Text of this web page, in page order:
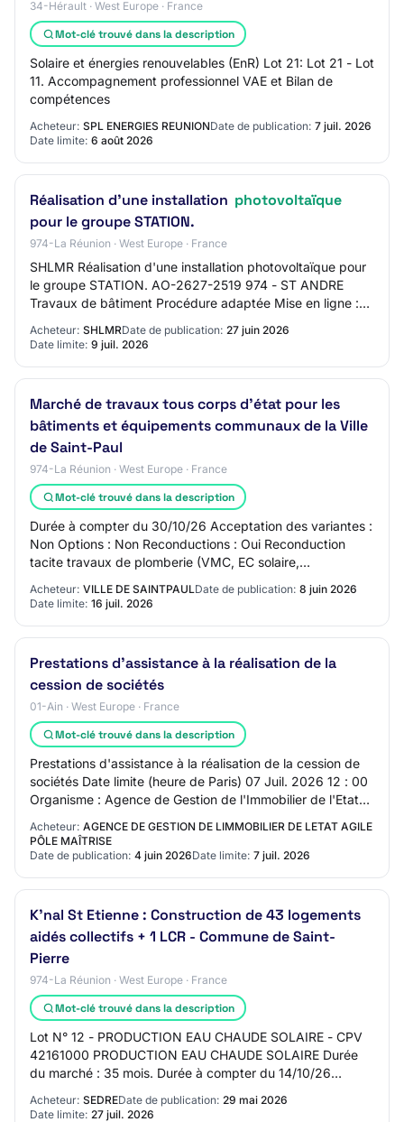
34-Hérault · West Europe · France
Mot-clé trouvé dans la description
Solaire et énergies renouvelables (EnR) Lot 21: Lot 21 - Lot
11. Accompagnement professionnel VAE et Bilan de
compétences
Acheteur: SPL ENERGIES REUNIONDate de publication: 7 juil. 2026
Date limite: 6 août 2026
Réalisation d'une installation photovoltaïque
pour le groupe STATION.
974-La Réunion · West Europe · France
SHLMR Réalisation d'une installation photovoltaïque pour
le groupe STATION. AO-2627-2519 974 - ST ANDRE
Travaux de bâtiment Procédure adaptée Mise en ligne :
Acheteur: SHLMRDate de publication: 27 juin 2026
Date limite: 9 juil. 2026
Marché de travaux tous corps d'état pour les
bâtiments et équipements communaux de la Ville
de Saint-Paul
974-La Réunion · West Europe · France
Mot-clé trouvé dans la description
Durée à compter du 30/10/26 Acceptation des variantes :
Non Options : Non Reconductions : Oui Reconduction
tacite travaux de plomberie (VMC, EC solaire,
Acheteur: VILLE DE SAINTPAULDate de publication: 8 juin 2026
Date limite: 16 juil. 2026
Prestations d'assistance à la réalisation de la
cession de sociétés
01-Ain · West Europe · France
Mot-clé trouvé dans la description
Prestations d'assistance à la réalisation de la cession de
sociétés Date limite (heure de Paris) 07 Juil. 2026 12 : 00
Organisme : Agence de Gestion de l'Immobilier de l'Etat
Acheteur: AGENCE DE GESTION DE LIMMOBILIER DE LETAT AGILE
PÔLE MAÎTRISE
Date de publication: 4 juin 2026Date limite: 7 juil. 2026
K'nal St Etienne : Construction de 43 logements
aidés collectifs + 1 LCR - Commune de Saint-
Pierre
974-La Réunion · West Europe · France
Mot-clé trouvé dans la description
Lot N° 12 - PRODUCTION EAU CHAUDE SOLAIRE - CPV
42161000 PRODUCTION EAU CHAUDE SOLAIRE Durée
du marché : 35 mois. Durée à compter du 14/10/26
Acheteur: SEDREDate de publication: 29 mai 2026
Date limite: 27 juil. 2026